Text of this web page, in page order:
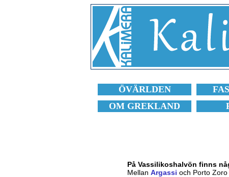
ÖVÄRLDEN
OM GREKLAND
På Vassilikoshalvön finns
Mellan Argassi och Porto